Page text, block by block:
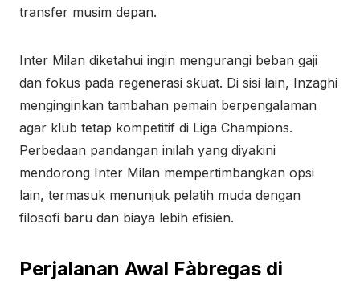
transfer musim depan.
Inter Milan diketahui ingin mengurangi beban gaji
dan fokus pada regenerasi skuat. Di sisi lain, Inzaghi
menginginkan tambahan pemain berpengalaman
agar klub tetap kompetitif di Liga Champions.
Perbedaan pandangan inilah yang diyakini
mendorong Inter Milan mempertimbangkan opsi
lain, termasuk menunjuk pelatih muda dengan
filosofi baru dan biaya lebih efisien.
Perjalanan Awal Fàbregas di